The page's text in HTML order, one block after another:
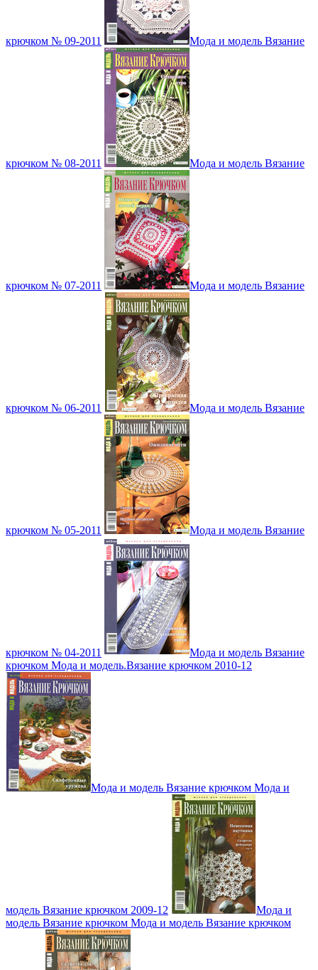
крючком № 09-2011 Мода и модель Вязание
крючком № 08-2011 Мода и модель Вязание
крючком № 07-2011 Мода и модель Вязание
крючком № 06-2011 Мода и модель Вязание
крючком № 05-2011 Мода и модель Вязание
крючком № 04-2011
Мода и модель Вязание
крючком Мода и модель.Вязание крючком 2010-12
Мода и модель Вязание крючком Мода и
модель Вязание крючком 2009-12
Мода и
модель Вязание крючком Мода и модель Вязание крючком